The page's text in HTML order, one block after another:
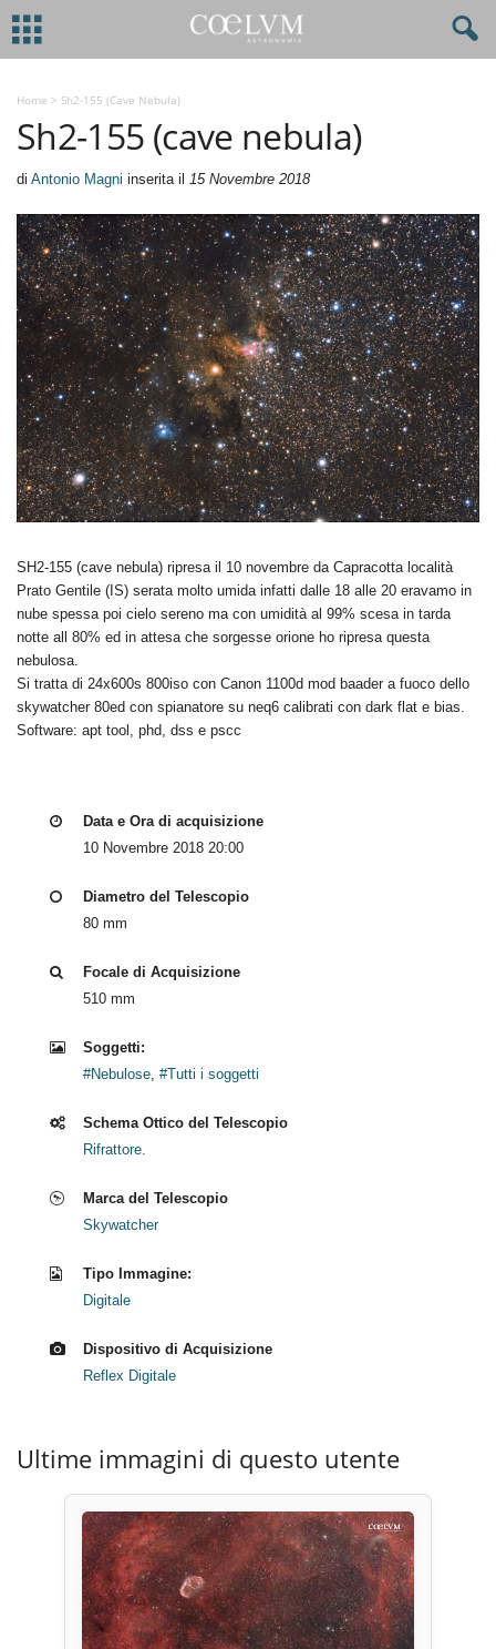
Home > Sh2-155 (cave Nebula)
Sh2-155 (cave nebula)
di Antonio Magni inserita il 15 Novembre 2018
SH2-155 (cave nebula) ripresa il 10 novembre da Capracotta località
Prato Gentile (IS) serata molto umida infatti dalle 18 alle 20 eravamo in
nube spessa poi cielo sereno ma con umidità al 99% scesa in tarda
notte all 80% ed in attesa che sorgesse orione ho ripresa questa
nebulosa.
Si tratta di 24x600s 800iso con Canon 1100d mod baader a fuoco dello
skywatcher 80ed con spianatore su neq6 calibrati con dark flat e bias.
Software: apt tool, phd, dss e pscc
Data e Ora di acquisizione
10 Novembre 2018 20:00
Diametro del Telescopio
80 mm
Focale di Acquisizione
510 mm
Soggetti:
#Nebulose, #Tutti i soggetti
Schema Ottico del Telescopio
Rifrattore.
Marca del Telescopio
Skywatcher
Tipo Immagine:
Digitale
Dispositivo di Acquisizione
Reflex Digitale
Ultime immagini di questo utente